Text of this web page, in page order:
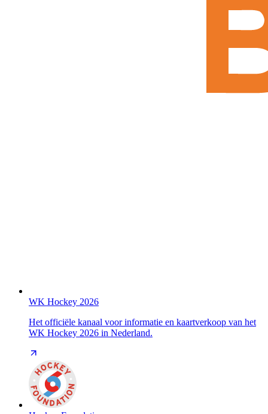
WK Hockey 2026
Het officiële kanaal voor informatie en kaartverkoop van het
WK Hockey 2026 in Nederland.